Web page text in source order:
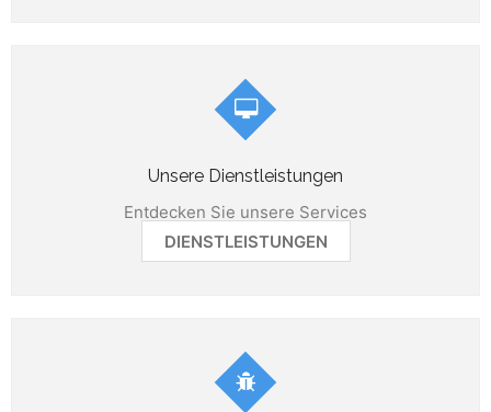
Unsere Dienstleistungen
Entdecken Sie unsere Services
DIENSTLEISTUNGEN